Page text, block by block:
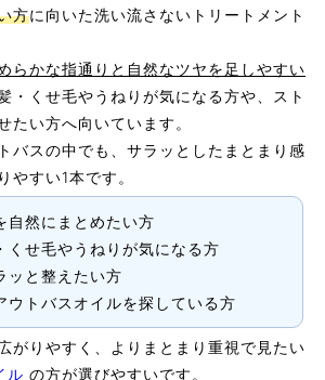
方に向いた洗い流さないトリートメント
らかな指通りと自然なツヤを足しやすい
・くせ毛やうねりが気になる方や、スト
たい方へ向いています。
バスの中でも、サラッとしたまとまり感
やすい1本です。
自然にまとめたい方
くせ毛やうねりが気になる方
ッと整えたい方
ウトバスオイルを探している方
がりやすく、よりまとまり重視で見たい
ル の方が選びやすいです。